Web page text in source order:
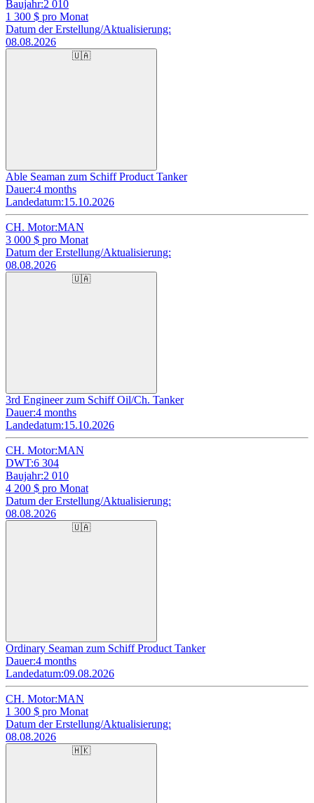
Baujahr:2 010
1 300 $ pro Monat
Datum der Erstellung/Aktualisierung:
08.08.2026
🇺🇦
Able Seaman zum Schiff Product Tanker
Dauer:4 months
Landedatum:15.10.2026
CH. Motor:MAN
3 000 $ pro Monat
Datum der Erstellung/Aktualisierung:
08.08.2026
🇺🇦
3rd Engineer zum Schiff Oil/Ch. Tanker
Dauer:4 months
Landedatum:15.10.2026
CH. Motor:MAN
DWT:6 304
Baujahr:2 010
4 200 $ pro Monat
Datum der Erstellung/Aktualisierung:
08.08.2026
🇺🇦
Ordinary Seaman zum Schiff Product Tanker
Dauer:4 months
Landedatum:09.08.2026
CH. Motor:MAN
1 300 $ pro Monat
Datum der Erstellung/Aktualisierung:
08.08.2026
🇭🇰